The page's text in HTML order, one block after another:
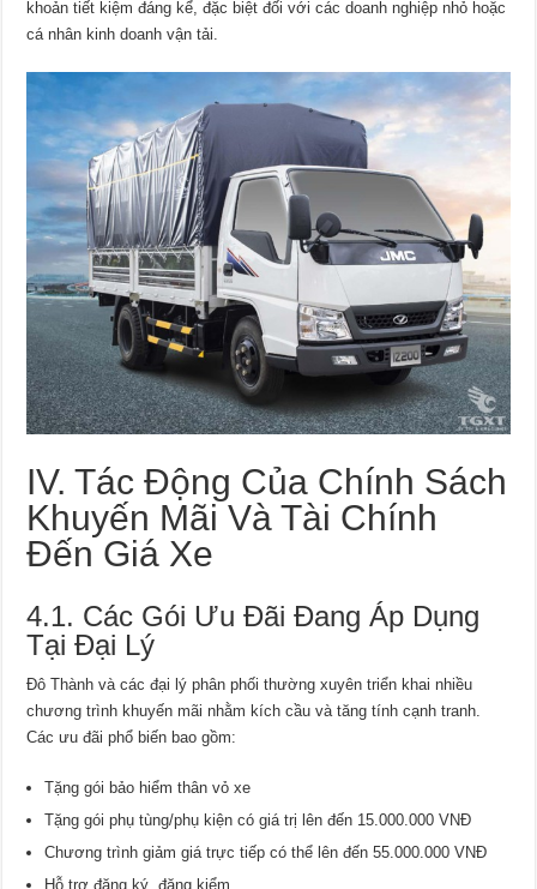
khoản tiết kiệm đáng kể, đặc biệt đối với các doanh nghiệp nhỏ hoặc
cá nhân kinh doanh vận tải.
IV. Tác Động Của Chính Sách
Khuyến Mãi Và Tài Chính
Đến Giá Xe
4.1. Các Gói Ưu Đãi Đang Áp Dụng
Tại Đại Lý
Đô Thành và các đại lý phân phối thường xuyên triển khai nhiều
chương trình khuyến mãi nhằm kích cầu và tăng tính cạnh tranh.
Các ưu đãi phổ biến bao gồm:
Tặng gói bảo hiểm thân vỏ xe
Tặng gói phụ tùng/phụ kiện có giá trị lên đến 15.000.000 VNĐ
Chương trình giảm giá trực tiếp có thể lên đến 55.000.000 VNĐ
Hỗ trợ đăng ký, đăng kiểm